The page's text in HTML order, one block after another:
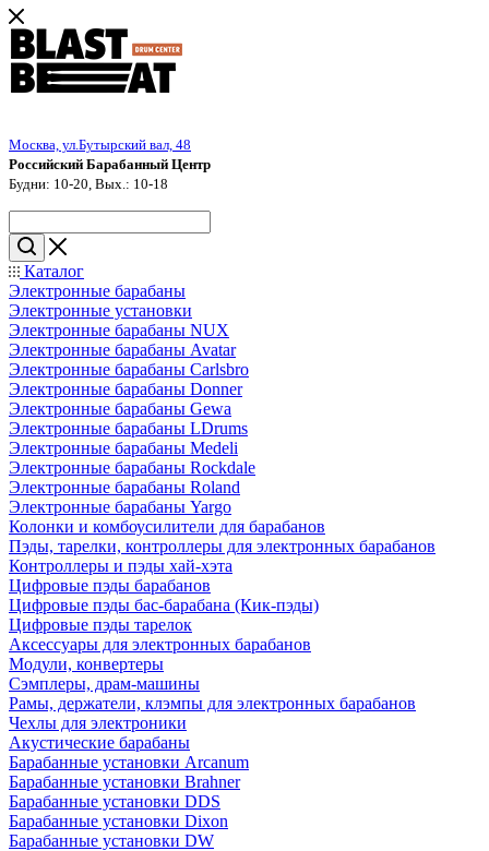
Москва, ул.Бутырский вал, 48
Российский Барабанный Центр
Будни: 10-20, Вых.: 10-18
Каталог
Электронные барабаны
Электронные установки
Электронные барабаны NUX
Электронные барабаны Avatar
Электронные барабаны Carlsbro
Электронные барабаны Donner
Электронные барабаны Gewa
Электронные барабаны LDrums
Электронные барабаны Medeli
Электронные барабаны Rockdale
Электронные барабаны Roland
Электронные барабаны Yargo
Колонки и комбоусилители для барабанов
Пэды, тарелки, контроллеры для электронных барабанов
Контроллеры и пэды хай-хэта
Цифровые пэды барабанов
Цифровые пэды бас-барабана (Кик-пэды)
Цифровые пэды тарелок
Аксессуары для электронных барабанов
Модули, конвертеры
Сэмплеры, драм-машины
Рамы, держатели, клэмпы для электронных барабанов
Чехлы для электроники
Акустические барабаны
Барабанные установки Arcanum
Барабанные установки Brahner
Барабанные установки DDS
Барабанные установки Dixon
Барабанные установки DW